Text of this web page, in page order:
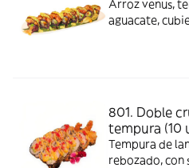
Arroz venus,
aguacate,
801. Doble
tempura (10
Tempura de
rebozado, con